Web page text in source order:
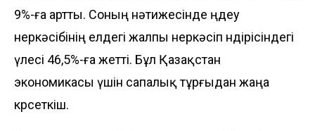
9%-ға артты. Соның нәтижесінде өңдеу
өнеркәсібінің елдегі жалпы өнеркәсіп өндірісіндегі
үлесі 46,5%-ға жетті. Бұл Қазақстан
экономикасы үшін сапалық тұрғыдан жаңа
көрсеткіш.